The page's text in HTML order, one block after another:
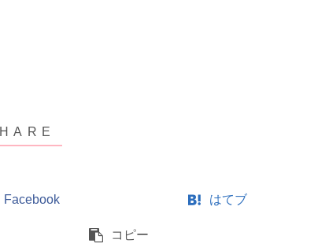
Facebook はてブ
コピー